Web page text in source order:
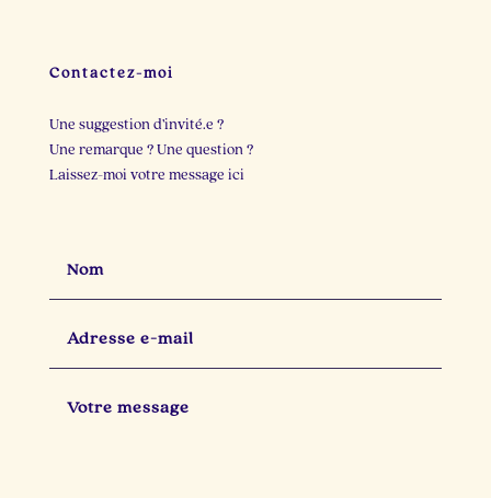
Contactez-moi
Une suggestion d’invité.e ?
Une remarque ? Une question ?
Laissez-moi votre message ici